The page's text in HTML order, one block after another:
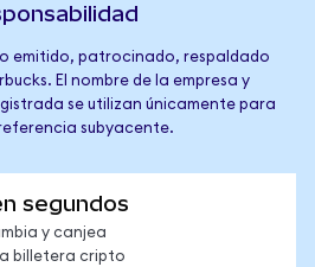
emitido, patrocinado, respaldado
El nombre de la empresa y
se utilizan únicamente para
subyacente.
segundos
y canjea
billetera cripto